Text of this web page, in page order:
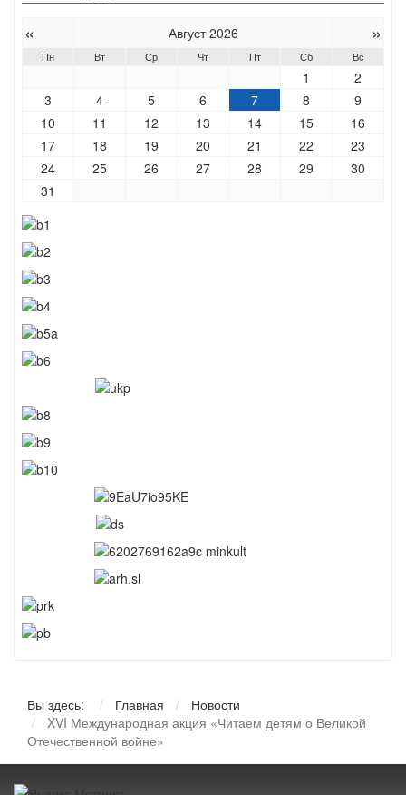
« Август 2026 »
Пн Вт Ср Чт Пт Сб Вс
1
2
3
4 5 6 7 8
9
10
11 12 13 14 15
16
17
18 19 20 21 22
23
24
25 26 27 28 29
30
31
Вы здесь: Главная
Новости
XVI Международная акция «Читаем детям о Великой
Отечественной войне»